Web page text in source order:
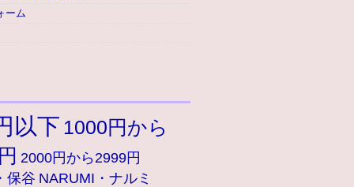
ーム
以下 1000円から
2000円から2999円
保谷 NARUMI・ナルミ